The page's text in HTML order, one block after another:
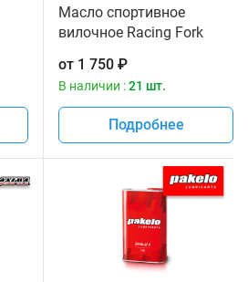
Масло спортивное
вилочное Racing Fork
1 литр
от 1 750 ₽
В наличии :21 шт.
Подробнее